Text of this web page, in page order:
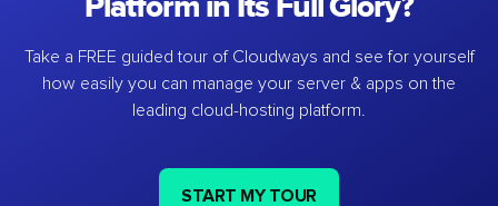
Take a FREE guided tour of Cloudways and see for yourself
how easily you can manage your server & apps on the
leading cloud-hosting platform.
START MY TOUR